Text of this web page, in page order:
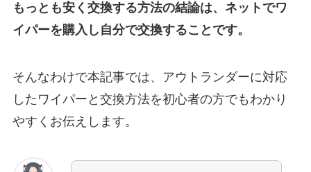
もっとも安く交換する方法の結論は、ネットでワ
イパーを購入し自分で交換することです。
そんなわけで本記事では、 アウトランダーに対応
したワイパーと交換方法を初心者の方でもわかり
やすくお伝えします。